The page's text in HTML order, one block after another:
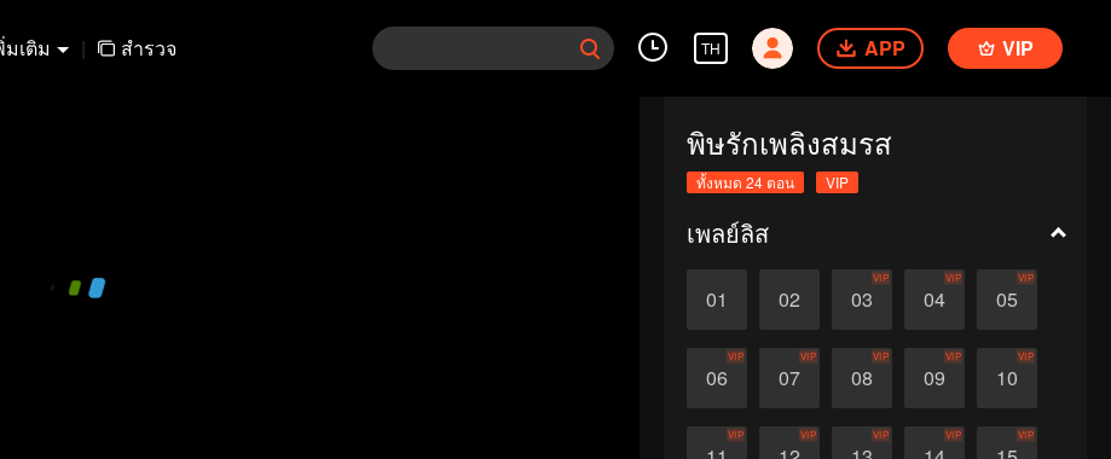
มเติม | สำรวจ TH APP VIP
พิษรักเพลิงสมรส
ทั้งหมด 24 ตอน VIP
เพลย์ลิส
01 02 03
VIP
04
VIP
05
VIP
06
VIP
07
VIP
08
VIP
09
VIP
10
VIP
VIP VIP VIP VIP VIP